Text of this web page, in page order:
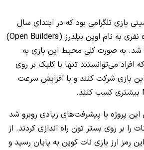
بازی تلگرامی بود که در ابتدای سال
2024 توسط یک تیم ده نفری به نام اوپن بیلدرز (Open Builders)
شد. به صورت کلی محیط این بازی به
می‌توانستند تنها با کلیک بر روی
بازی شرکت کنند و با افزایش سرعت
پروژه با پیشرفت‌های زیادی روبرو شد
را بر روی بستر تون راه اندازی کردند. از
رمز ارز بازی نات کوین به پایان رسید و